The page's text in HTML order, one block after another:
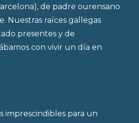
de padre ourensano
Nuestras raíces gallegas
presentes y de
con vivir un día en
imprescindibles para un